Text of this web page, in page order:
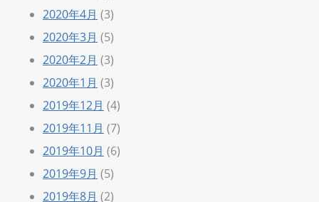
2020年4月 (3)
2020年3月 (5)
2020年2月 (3)
2020年1月 (3)
2019年12月 (4)
2019年11月 (7)
2019年10月 (6)
2019年9月 (5)
2019年8月 (2)